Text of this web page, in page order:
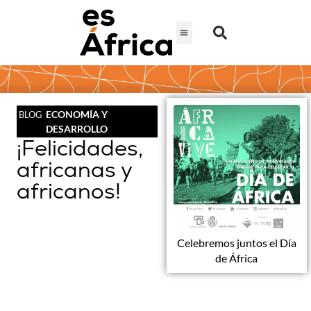
BLOG ECONOMÍA Y
DESARROLLO
¡Felicidades,
africanas y
africanos!
Celebremos juntos el Día
de África